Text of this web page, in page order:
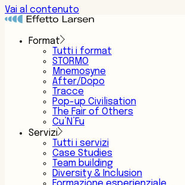
Vai al contenuto
Format
Tutti i format
STORMO
Mnemosyne
After/Dopo
Tracce
Pop-up Civilisation
The Fair of Others
Cu’N’Fu
Servizi
Tutti i servizi
Case Studies
Team building
Diversity & Inclusion